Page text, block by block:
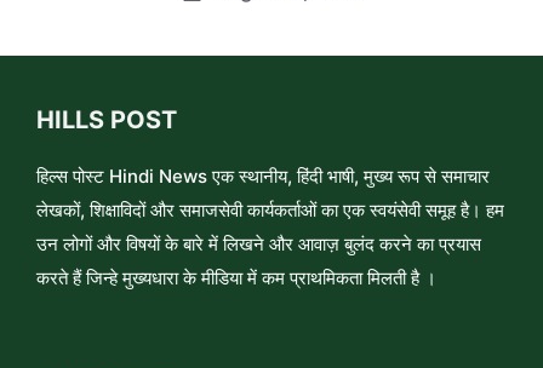
HILLS POST
हिल्स पोस्ट Hindi News एक स्थानीय, हिंदी भाषी, मुख्य रूप से समाचार
लेखकों, शिक्षाविदों और समाजसेवी कार्यकर्ताओं का एक स्वयंसेवी समूह है। हम
उन लोगों और विषयों के बारे में लिखने और आवाज़ बुलंद करने का प्रयास
करते हैं जिन्हे मुख्यधारा के मीडिया में कम प्राथमिकता मिलती है ।